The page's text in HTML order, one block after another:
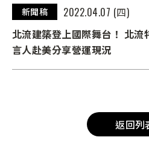
新聞稿
2022.04.07 (四)
北流建築登上國際舞台！ 北
言人赴美分享營運現況
返回列